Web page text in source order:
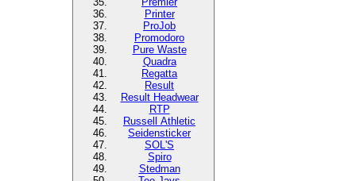
Printer
ProJob
Promodoro
Pure Waste
Quadra
Regatta
Result
Result Headwear
RTP
Russell Athletic
Seidensticker
SOL'S
Spiro
Stedman